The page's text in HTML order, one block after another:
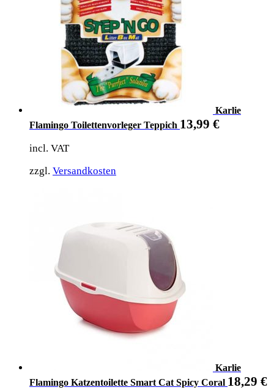
Karlie
Flamingo Toilettenvorleger Teppich 13,99 €
incl. VAT
zzgl. Versandkosten
Karlie
Flamingo Katzentoilette Smart Cat Spicy Coral 18,29 €